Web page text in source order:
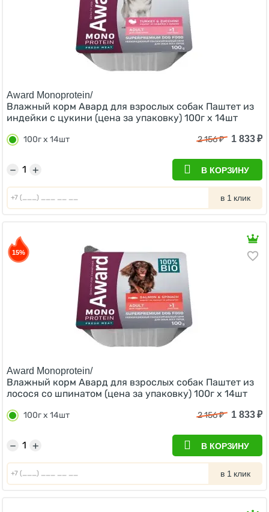
Award Monoprotein/
Влажный корм Авард для взрослых собак Паштет из
индейки с цукини (цена за упаковку) 100г х 14шт
100г х 14шт 2 156₽ 1 833₽
+
− В КОРЗИНУ
в 1 клик
15%
Award Monoprotein/
Влажный корм Авард для взрослых собак Паштет из
лосося со шпинатом (цена за упаковку) 100г х 14шт
100г х 14шт 2 156₽ 1 833₽
+
− В КОРЗИНУ
в 1 клик